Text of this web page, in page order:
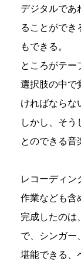
デジタルであ
ることができ
もできる。
ところがテー
選択肢の中で
ければならな
しかし、そう
とのできる音
レコーディン
作業なども含
完成したのは
で、シンガー
堪能できる、